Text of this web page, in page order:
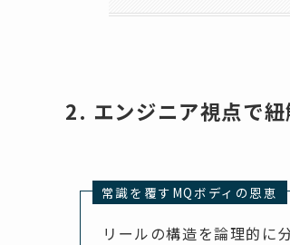
2. エンジニア視点で
常識を覆すMQボディの恩恵
リールの構造を論理的に